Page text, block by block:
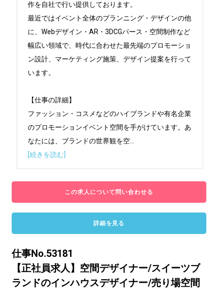
作を自社で行い提供しております。
最近ではイベント全体のプランニング・デザインの他
に、Webデザイン・AR・3DCGパース・空間制作など
幅広い領域で、時代に合わせた最先端のプロモーショ
ン設計、マーケティング施策、デザイン提案を行って
います。
【仕事の詳細】
ファッション・コスメなどのハイブランドや有名企業
のプロモーションイベント空間を手がけています。あ
なたには、ブランドの世界観を空
[続きを読む]
この求人について問い合わせる
詳細を見る
仕事No.53181
【正社員求人】空間デザイナー/スイーツブ
ランドのインハウスデザイナー/売り場空間